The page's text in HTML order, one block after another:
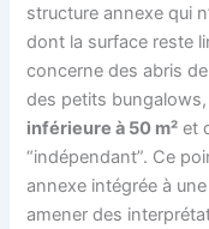
structure annexe qui
dont la surface reste
concerne des abris
des petits
inférieure à 50 m² et
“indépendant”. Ce
annexe intégrée à
amener des